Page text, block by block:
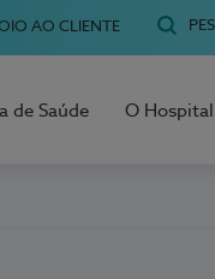
AO CLIENTE
de Saúde O Hospital